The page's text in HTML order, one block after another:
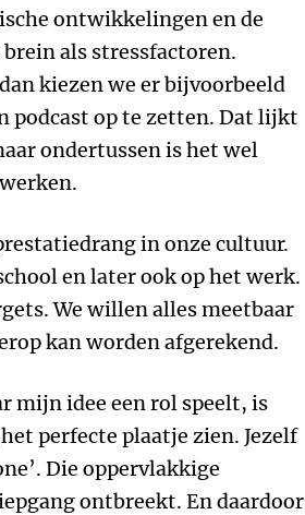
ontwikkelingen en de
als stressfactoren.
kiezen we er bijvoorbeeld
podcast op te zetten. Dat lijkt
ondertussen is het wel
in onze cultuur.
en later ook op het werk.
We willen alles meetbaar
kan worden afgerekend.
mijn idee een rol speelt, is
perfecte plaatje zien. Jezelf
Die oppervlakkige
ontbreekt. En daardoor